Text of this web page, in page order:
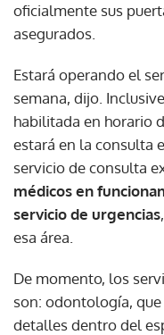
oficialmente sus
asegurados.
Estará operando el
semana, dijo.
habilitada en horario
estará en la consulta
servicio de consulta
médicos en
servicio de urgencias
esa área.
De momento, los
son: odontología,
detalles dentro del